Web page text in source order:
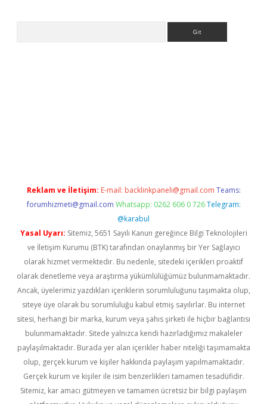
Reklam ve İletişim: E-mail: backlinkpaneli@gmail.com Teams:
forumhizmeti@gmail.com Whatsapp: 0262 606 0 726 Telegram:
@karabul
Yasal Uyarı: Sitemiz, 5651 Sayılı Kanun gereğince Bilgi Teknolojileri
ve İletişim Kurumu (BTK) tarafından onaylanmış bir Yer Sağlayıcı
olarak hizmet vermektedir. Bu nedenle, sitedeki içerikleri proaktif
olarak denetleme veya araştırma yükümlülüğümüz bulunmamaktadır.
Ancak, üyelerimiz yazdıkları içeriklerin sorumluluğunu taşımakta olup,
siteye üye olarak bu sorumluluğu kabul etmiş sayılırlar. Bu internet
sitesi, herhangi bir marka, kurum veya şahıs şirketi ile hiçbir bağlantısı
bulunmamaktadır. Sitede yalnızca kendi hazırladığımız makaleler
paylaşılmaktadır. Burada yer alan içerikler haber niteliği taşımamakta
olup, gerçek kurum ve kişiler hakkında paylaşım yapılmamaktadır.
Gerçek kurum ve kişiler ile isim benzerlikleri tamamen tesadüfidir.
Sitemiz, kar amacı gütmeyen ve tamamen ücretsiz bir bilgi paylaşım